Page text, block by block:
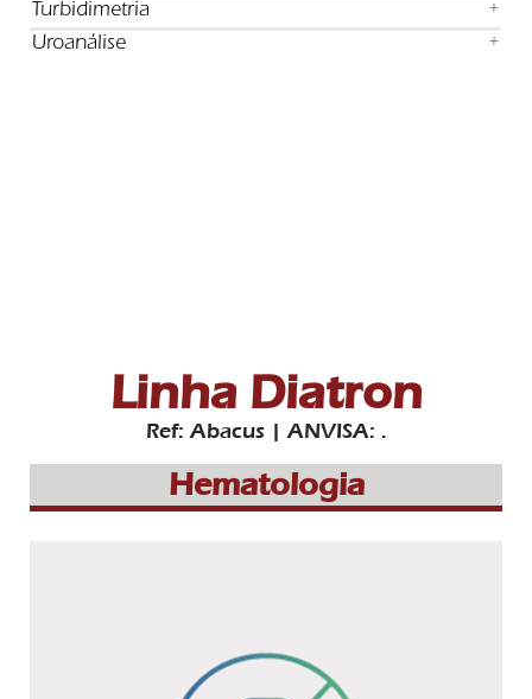
Turbidimetria +
Uroanálise +
Linha Diatron
Ref: Abacus | ANVISA: .
Hematologia